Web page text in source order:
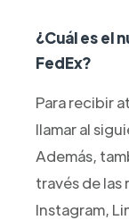
¿Cuál es el
FedEx?
Para recibir
llamar al
Además,
través de las
Instagram,